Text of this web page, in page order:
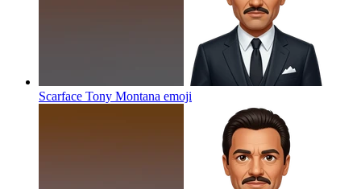
Scarface Tony Montana emoji